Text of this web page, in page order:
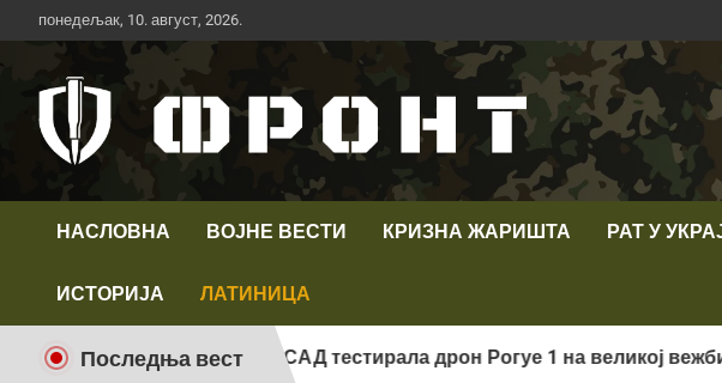
Скип
то
понедељак, 10. август, 2026.
Телевизија ФРОНТ
НАСЛОВНА ВОЈНЕ ВЕСТИ КРИЗНА ЖАРИШТА РАТ У
ИСТОРИЈА ЛАТИНИЦА
Последња вест
Копнена војска САД тестирала дрон Рогуе 1 на великој вежби у